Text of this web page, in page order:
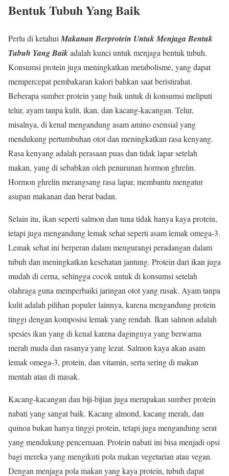
Bentuk Tubuh Yang Baik
Perlu di ketahuiMakanan Berprotein Untuk Menjaga Bentuk
Tubuh Yang Baikadalah kunci untuk menjaga bentuk tubuh.
Konsumsi protein juga meningkatkan metabolisme, yang dapat
mempercepat pembakaran kalori bahkan saat beristirahat.
Beberapa sumber protein yang baik untuk di konsumsi meliputi
telur, ayam tanpa kulit, ikan, dan kacang-kacangan. Telur,
misalnya, di kenal mengandung asam amino esensial yang
mendukung pertumbuhan otot dan meningkatkan rasa kenyang.
Rasa kenyang adalah perasaan puas dan tidak lapar setelah
makan, yang di sebabkan oleh penurunan hormon ghrelin.
Hormon ghrelin merangsang rasa lapar, membantu mengatur
asupan makanan dan berat badan.
Selain itu, ikan seperti salmon dan tuna tidak hanya kaya protein,
tetapi juga mengandung lemak sehat seperti asam lemak omega-3.
Lemak sehat ini berperan dalam mengurangi peradangan dalam
tubuh dan meningkatkan kesehatan jantung. Protein dari ikan juga
mudah di cerna, sehingga cocok untuk di konsumsi setelah
olahraga guna memperbaiki jaringan otot yang rusak. Ayam tanpa
kulit adalah pilihan populer lainnya, karena mengandung protein
tinggi dengan komposisi lemak yang rendah. Ikan salmon adalah
spesies ikan yang di kenal karena dagingnya yang berwarna
merah muda dan rasanya yang lezat. Salmon kaya akan asam
lemak omega-3, protein, dan vitamin, serta sering di makan
mentah atau di masak.
Kacang-kacangan dan biji-bijian juga merupakan sumber protein
nabati yang sangat baik. Kacang almond, kacang merah, dan
quinoa bukan hanya tinggi protein, tetapi juga mengandung serat
yang mendukung pencernaan. Protein nabati ini bisa menjadi opsi
bagi mereka yang mengikuti pola makan vegetarian atau vegan.
Dengan menjaga pola makan yang kaya protein, tubuh dapat